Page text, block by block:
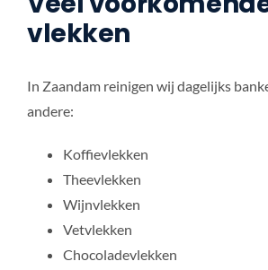
vlekken
In Zaandam reinigen wij dagelijks
andere:
Koffievlekken
Theevlekken
Wijnvlekken
Vetvlekken
Chocoladevlekken